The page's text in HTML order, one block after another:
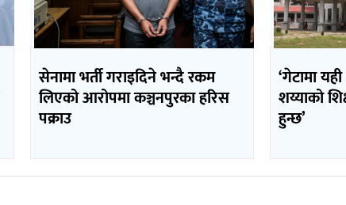
सेनामा भर्ती गराइदिने भन्दै रकम
लिएको आरोपमा कञ्चनपुरका हरिस
पक्राउ
‘गेटामा
शय्याको
हुन्छ’